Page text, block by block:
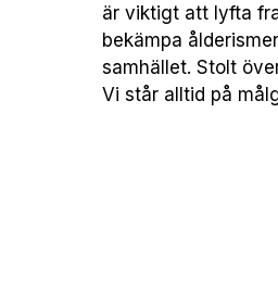
är viktigt att lyfta
bekämpa
samhället. Stolt
Vi står alltid på